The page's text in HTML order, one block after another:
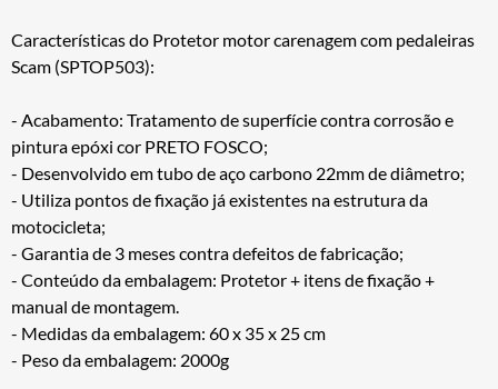
Características do Protetor motor carenagem com pedaleiras
Scam (SPTOP503):
- Acabamento: Tratamento de superfície contra corrosão e
pintura epóxi cor PRETO FOSCO;
- Desenvolvido em tubo de aço carbono 22mm de diâmetro;
- Utiliza pontos de fixação já existentes na estrutura da
motocicleta;
- Garantia de 3 meses contra defeitos de fabricação;
- Conteúdo da embalagem: Protetor + itens de fixação +
manual de montagem.
- Medidas da embalagem: 60 x 35 x 25 cm
- Peso da embalagem: 2000g